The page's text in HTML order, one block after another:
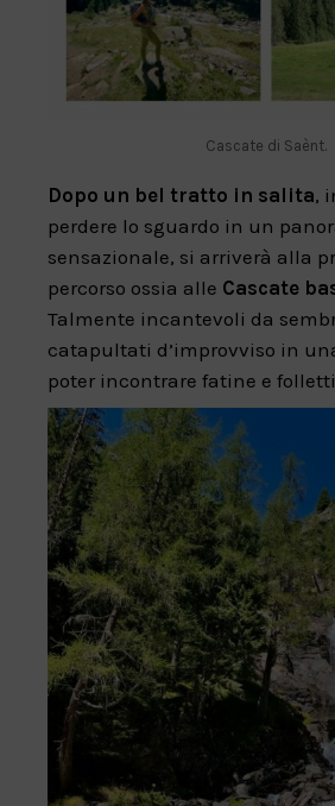
Cascate di Saènt.
Dopo un bel tratto in salita,
perdere lo sguardo in un
sensazionale, si arriverà alla
percorso ossia alle Cascate
Talmente incantevoli da
catapultati d’improvviso in
poter incontrare fatine e